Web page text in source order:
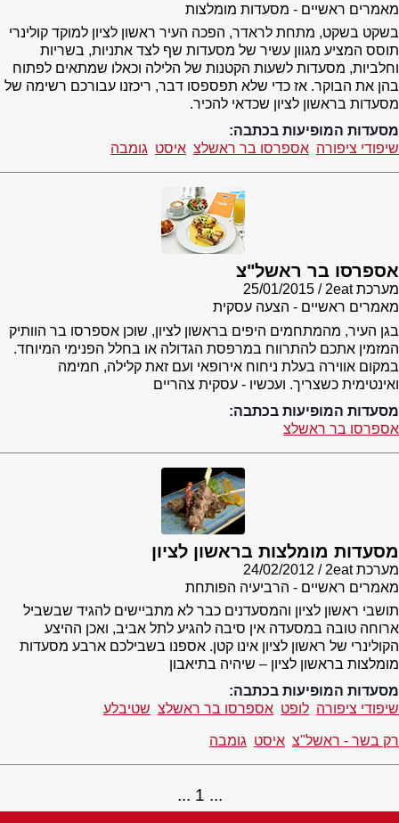
מאמרים ראשיים - מסעדות מומלצות
בשקט בשקט, מתחת לראדר, הפכה העיר ראשון לציון למוקד קולינרי
תוסס המציע מגוון עשיר של מסעדות שף לצד אתניות, בשריות
וחלביות, מסעדות לשעות הקטנות של הלילה וכאלו שמתאים לפתוח
בהן את הבוקר. אז כדי שלא תפספסו דבר, ריכזנו עבורכם רשימה של
מסעדות בראשון לציון שכדאי להכיר.
מסעדות המופיעות בכתבה:
שיפודי ציפורה אספרסו בר ראשלצ איסט גומבה
אספרסו בר ראשל"צ
מערכת 2eat
25/01/2015
מאמרים ראשיים - הצעה עסקית
בגן העיר, מהמתחמים היפים בראשון לציון, שוכן אספרסו בר הוותיק
המזמין אתכם להתרווח במרפסת הגדולה או בחלל הפנימי המיוחד.
במקום אווירה בעלת ניחוח אירופאי ועם זאת קלילה, חמימה
ואינטימית כשצריך. ועכשיו - עסקית צהריים
מסעדות המופיעות בכתבה:
אספרסו בר ראשלצ
מסעדות מומלצות בראשון לציון
מערכת 2eat
24/02/2012
מאמרים ראשיים - הרביעיה הפותחת
תושבי ראשון לציון והמסעדנים כבר לא מתביישים להגיד שבשביל
ארוחה טובה במסעדה אין סיבה להגיע לתל אביב, ואכן ההיצע
הקולינרי של ראשון לציון אינו קטן. אספנו בשבילכם ארבע מסעדות
מומלצות בראשון לציון – שיהיה בתיאבון
מסעדות המופיעות בכתבה:
שיפודי ציפורה לופט אספרסו בר ראשלצ שטיבלע
רק בשר - ראשל"צ איסט גומבה
1